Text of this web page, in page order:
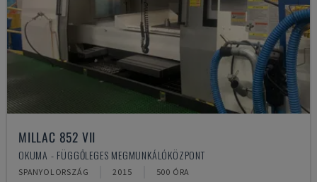
MILLAC 852 VII
OKUMA - FÜGGŐLEGES MEGMUNKÁLÓKÖZPONT
SPANYOLORSZÁG 2015 500 ÓRA